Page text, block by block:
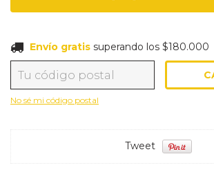
Envío gratissuperando los
Envío gratissuperando los $180.000
No sé mi código postal
Tweet